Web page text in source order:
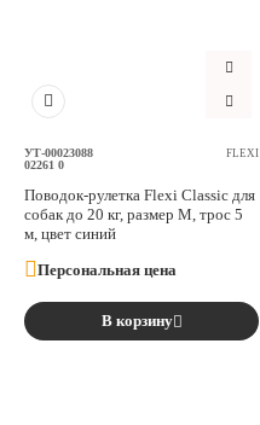
УТ-00023088
02261 0
FLEXI
Поводок-рулетка Flexi Classic для
собак до 20 кг, размер M, трос 5
м, цвет синий
Персональная цена
В корзину